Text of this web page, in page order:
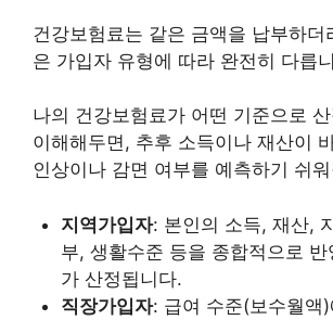
건강보험료는 같은 금액을 납부하더
은 가입자 유형에 따라 완전히 다릅
나의 건강보험료가 어떤 기준으로
이해해두면, 추후 소득이나 재산이
인상이나 감면 여부를 예측하기 쉬
지역가입자: 본인의 소득, 재산,
부, 생활수준 등을 종합적으로 반
가 산정됩니다.
직장가입자: 급여 수준(보수월액